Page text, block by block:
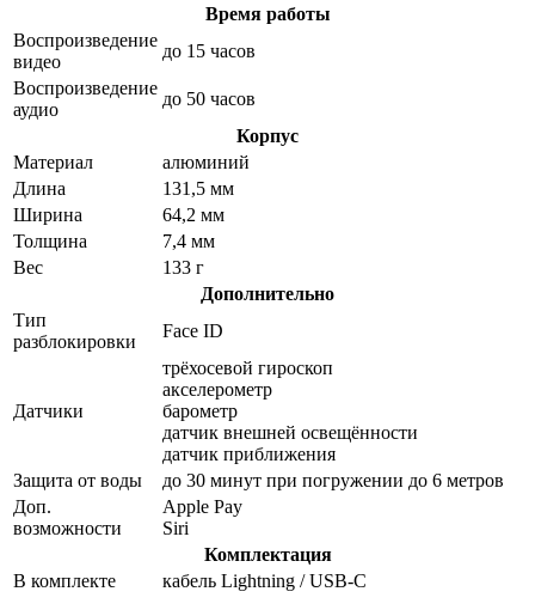
Время работы
Воспроизведение
видео
до 15 часов
Воспроизведение
аудио
до 50 часов
Корпус
Материал
алюминий
Длина
131,5 мм
Ширина
64,2 мм
Толщина
7,4 мм
Вес
133 г
Дополнительно
Тип
разблокировки
Face ID
Датчики
трёхосевой гироскоп
акселерометр
барометр
датчик внешней освещённости
датчик приближения
Защита от воды
до 30 минут при погружении до 6 метров
Доп.
возможности
Apple Pay
Siri
Комплектация
В комплекте
кабель Lightning / USB-C